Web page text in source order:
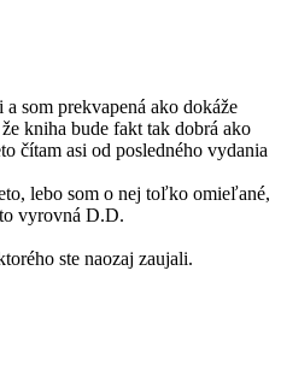
som prekvapená ako dokáže
kniha bude fakt tak dobrá ako
čítam asi od posledného vydania
lebo som o nej toľko omieľané,
vyrovná D.D.
ste naozaj zaujali.